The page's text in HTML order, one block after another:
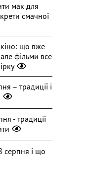
мак для
смачної
кіно: що вже
фільми все
– традиції і
- традиції
серпня і що